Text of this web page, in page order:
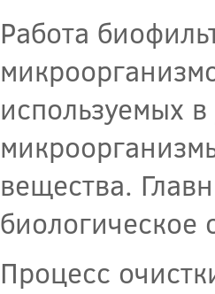
Работа
используемых
вещества.
биологическое
Процесс